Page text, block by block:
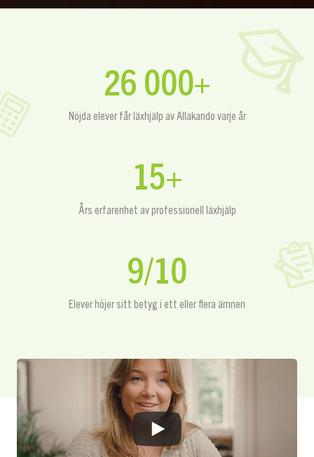
26 000+
Nöjda elever får läxhjälp av Allakando varje år
15+
Års erfarenhet av professionell läxhjälp
9/10
Elever höjer sitt betyg i ett eller flera ämnen